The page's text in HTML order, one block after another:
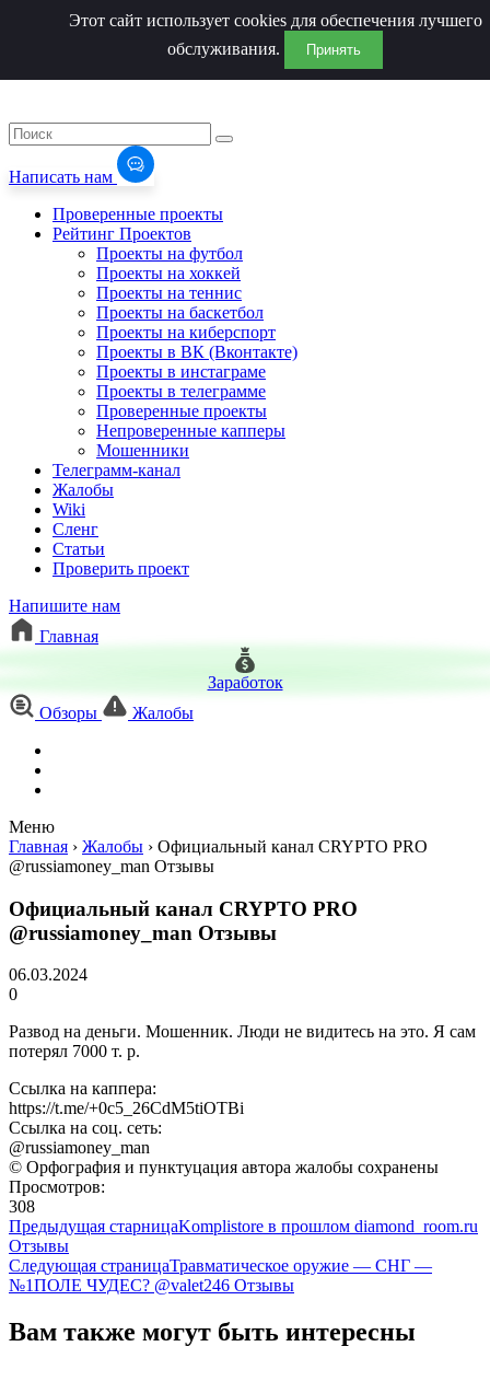
Написать нам
Проверенные проекты
Рейтинг Проектов
Проекты на футбол
Проекты на хоккей
Проекты на теннис
Проекты на баскетбол
Проекты на киберспорт
Проекты в ВК (Вконтакте)
Проекты в инстаграме
Проекты в телеграмме
Проверенные проекты
Непроверенные капперы
Мошенники
Телеграмм-канал
Жалобы
Wiki
Сленг
Статьи
Проверить проект
Напишите нам
Главная
Заработок
Обзоры
Жалобы
Меню
Этот сайт использует cookies для обеспечения лучшего
обслуживания.
Принять
Главная › Жалобы › Официальный канал CRYPTO PRO
@russiamoney_man Отзывы
Официальный канал CRYPTO PRO
@russiamoney_man Отзывы
06.03.2024
0
Развод на деньги. Мошенник. Люди не видитесь на это. Я сам
потерял 7000 т. р.
Ссылка на каппера:
https://t.me/+0c5_26CdM5tiOTBi
Ссылка на соц. сеть:
@russiamoney_man
© Орфография и пунктуцация автора жалобы сохранены
Просмотров:
308
Предыдущая старницаKomplistore в прошлом diamond_room.ru
Отзывы
Следующая страницаТравматическое оружие — СНГ —
№1ПОЛЕ ЧУДЕС? @valet246 Отзывы
Вам также могут быть интересны